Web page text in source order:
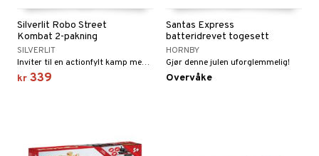
Silverlit Robo Street
Kombat 2-pakning
SILVERLIT
Inviter til en actionfylt kamp med roboter!
kr 339
Santas Express
batteridrevet togesett
HORNBY
Gjør denne julen uforglemmelig!
Overvåke